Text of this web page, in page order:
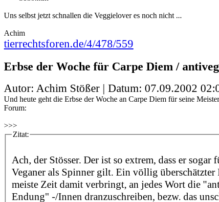
Uns selbst jetzt schnallen die Veggielover es noch nicht ...
Achim
tierrechtsforen.de/4/478/559
Erbse der Woche für Carpe Diem /
Autor: Achim Stößer | Datum: 07.09.2002
Und heute geht die Erbse der Woche an Carpe Diem für seine
Forum:
>>>
Zitat:
Ach, der Stösser. Der ist so extrem, dass er sogar
Veganer als Spinner gilt. Ein völlig überschätzter
meiste Zeit damit verbringt, an jedes Wort die
Endung" -/Innen dranzuschreiben, bezw. das